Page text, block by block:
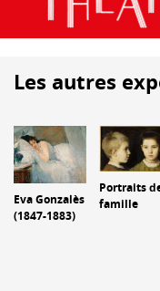
Les autres
Eva Gonzalès
(1847-1883)
Portraits
famille